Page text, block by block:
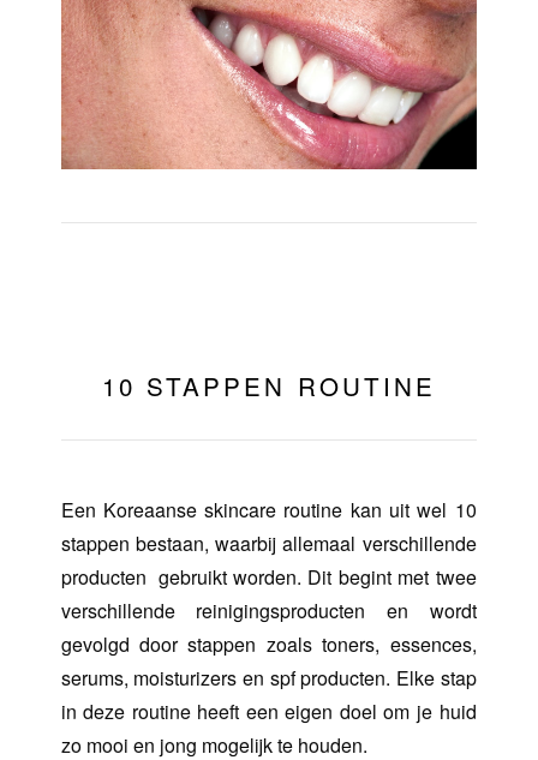
10 STAPPEN ROUTINE
Een Koreaanse skincare routine kan uit wel 10
stappen bestaan, waarbij allemaal verschillende
producten gebruikt worden. Dit begint met twee
verschillende reinigingsproducten en wordt
gevolgd door stappen zoals toners, essences,
serums, moisturizers en spf producten. Elke stap
in deze routine heeft een eigen doel om je huid
zo mooi en jong mogelijk te houden.